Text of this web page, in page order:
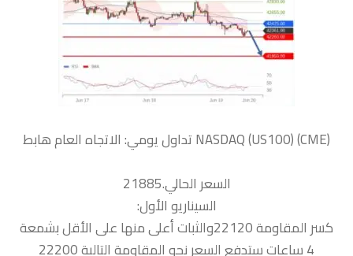
السعر الحالي.21885
السيناريو الأول:
كسر المقاومة 22120والثبات أعلى منها على الأقل بشمعة
4 ساعات ستدفع السعر نحو المقاومة التالية 22200